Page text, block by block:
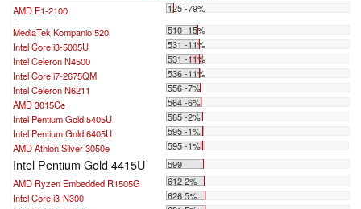
AMD E1-2100 125 -79%
...
MediaTek Kompanio 520
510 -15%
Intel Core i3-5005U
531 -11%
Intel Celeron N4500
531 -11%
Intel Core i7-2675QM
536 -11%
Intel Celeron N6211
556 -7%
AMD 3015Ce
564 -6%
Intel Pentium Gold 5405U
585 -2%
Intel Pentium Gold 6405U
595 -1%
AMD Athlon Silver 3050e
595 -1%
Intel Pentium Gold 4415U
599
AMD Ryzen Embedded R1505G
612 2%
Intel Core i3-N300
626 5%